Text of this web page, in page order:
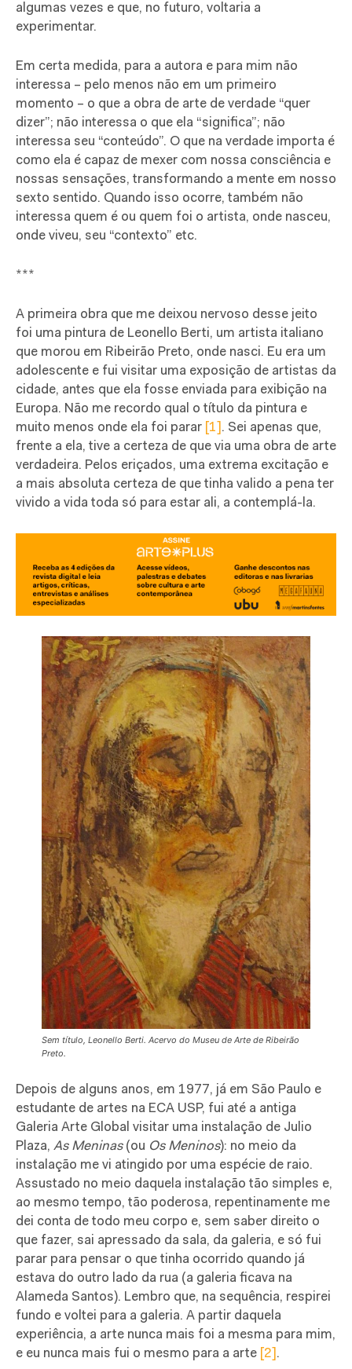
algumas vezes e que, no futuro, voltaria a
experimentar.
Em certa medida, para a autora e para mim não
interessa – pelo menos não em um primeiro
momento – o que a obra de arte de verdade “quer
dizer”; não interessa o que ela “significa”; não
interessa seu “conteúdo”. O que na verdade importa é
como ela é capaz de mexer com nossa consciência e
nossas sensações, transformando a mente em nosso
sexto sentido. Quando isso ocorre, também não
interessa quem é ou quem foi o artista, onde nasceu,
onde viveu, seu “contexto” etc.
***
A primeira obra que me deixou nervoso desse jeito
foi uma pintura de Leonello Berti, um artista italiano
que morou em Ribeirão Preto, onde nasci. Eu era um
adolescente e fui visitar uma exposição de artistas da
cidade, antes que ela fosse enviada para exibição na
Europa. Não me recordo qual o título da pintura e
muito menos onde ela foi parar [1] . Sei apenas que,
frente a ela, tive a certeza de que via uma obra de arte
verdadeira. Pelos eriçados, uma extrema excitação e
a mais absoluta certeza de que tinha valido a pena ter
vivido a vida toda só para estar ali, a contemplá-la.
Sem título, Leonello Berti. Acervo do Museu de Arte de Ribeirão
Preto.
Depois de alguns anos, em 1977, já em São Paulo e
estudante de artes na ECA USP, fui até a antiga
Galeria Arte Global visitar uma instalação de Julio
Plaza, As Meninas(ou Os Meninos): no meio da
instalação me vi atingido por uma espécie de raio.
Assustado no meio daquela instalação tão simples e,
ao mesmo tempo, tão poderosa, repentinamente me
dei conta de todo meu corpo e, sem saber direito o
que fazer, sai apressado da sala, da galeria, e só fui
parar para pensar o que tinha ocorrido quando já
estava do outro lado da rua (a galeria ficava na
Alameda Santos). Lembro que, na sequência, respirei
fundo e voltei para a galeria. A partir daquela
experiência, a arte nunca mais foi a mesma para mim,
e eu nunca mais fui o mesmo para a arte [2] .